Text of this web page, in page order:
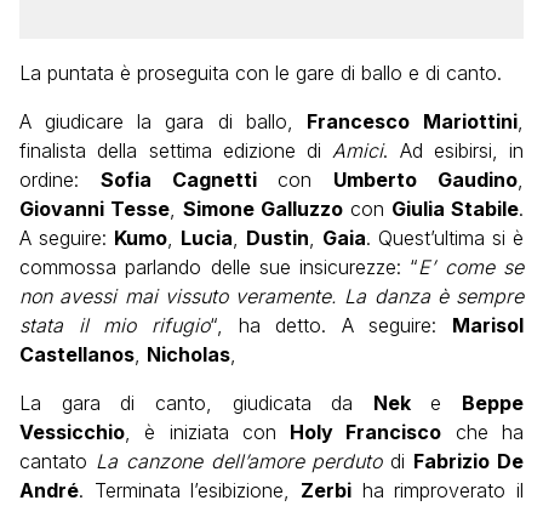
La puntata è proseguita con le gare di ballo e di canto.
A giudicare la gara di ballo, Francesco Mariottini,
finalista della settima edizione diAmici. Ad esibirsi, in
ordine: Sofia Cagnetticon Umberto Gaudino,
Giovanni Tesse, Simone Galluzzo con Giulia Stabile.
A seguire: Kumo, Lucia, Dustin, Gaia. Quest’ultima si è
commossa parlando delle sue insicurezze: “E’ come se
non avessi mai vissuto veramente. La danza è sempre
stata il mio rifugio“, ha detto. A seguire: Marisol
Castellanos, Nicholas,
La gara di canto, giudicata da Neke Beppe
Vessicchio, è iniziata con Holy Francisco che ha
cantato La canzone dell’amore perdutodi Fabrizio De
André. Terminata l’esibizione, Zerbi ha rimproverato il